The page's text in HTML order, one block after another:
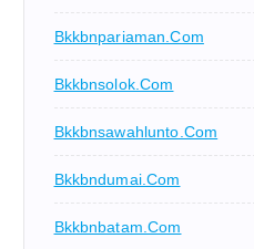
Bkkbnpariaman.com
Bkkbnsolok.com
Bkkbnsawahlunto.com
Bkkbndumai.com
Bkkbnbatam.com